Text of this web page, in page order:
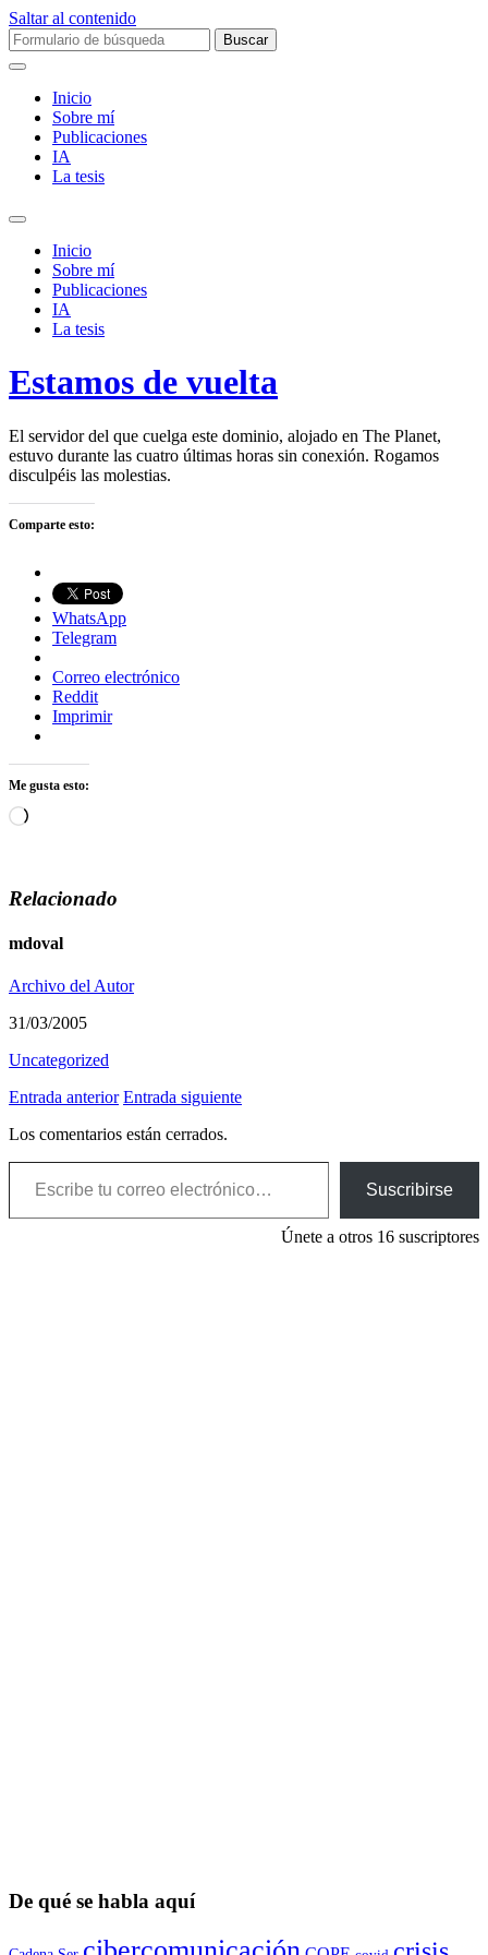
Saltar al contenido
Buscar:
Inicio
Sobre mí­
Publicaciones
IA
La tesis
Alternar
campo
búsqueda
Inicio
Sobre mí­
Publicaciones
IA
La tesis
Estamos de vuelta
El servidor del que cuelga este dominio, alojado en The Planet,
estuvo durante las cuatro últimas horas sin conexión. Rogamos
disculpéis las molestias.
Comparte esto:
WhatsApp
Telegram
Correo electrónico
Reddit
Imprimir
Me gusta esto:
Cargando...
Relacionado
mdoval
Archivo del Autor
31/03/2005
Uncategorized
Entrada anterior Entrada siguiente
Los comentarios están cerrados.
Escribe tu correo electrónico…
Suscribirse
Únete a otros 16 suscriptores
De qué se habla aquí